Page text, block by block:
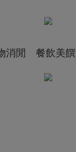
消閒 餐飲美饌